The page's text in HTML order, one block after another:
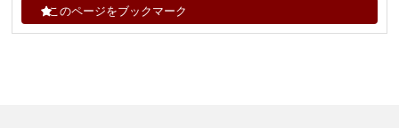
このページをブックマーク